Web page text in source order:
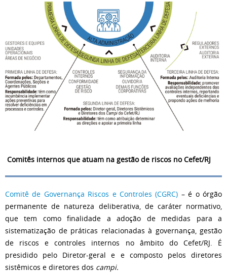
Comitês internos que atuam na gestão de riscos no Cefet/RJ
Comitê de Governança Riscos e Controles (CGRC) – é o órgão
permanente de natureza deliberativa, de caráter normativo,
que tem como finalidade a adoção de medidas para a
sistematização de práticas relacionadas à governança, gestão
de riscos e controles internos no âmbito do Cefet/RJ. É
presidido pelo Diretor-geral e e composto pelos diretores
sistêmicos e diretores dos campi.